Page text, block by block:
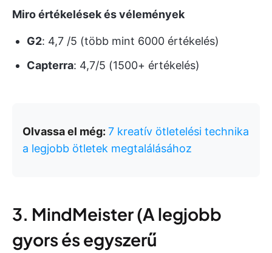
Miro értékelések és vélemények
G2: 4,7 /5 (több mint 6000 értékelés)
Capterra: 4,7/5 (1500+ értékelés)
Olvassa el még: 7 kreatív ötletelési technika
a legjobb ötletek megtalálásához
3. MindMeister (A legjobb
gyors és egyszerű